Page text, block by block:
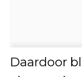
Daardoor